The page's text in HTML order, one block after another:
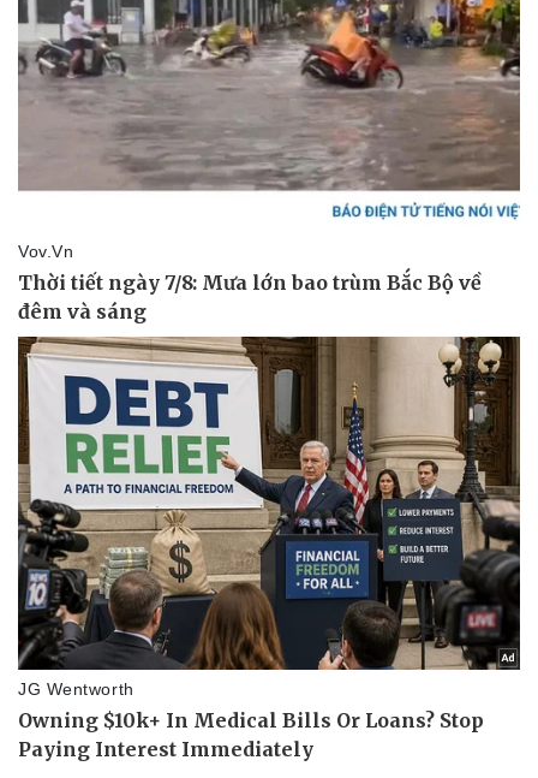
Thể thao
Bóng đá
Lịch thi đấu bóng đá
Thế giới thể thao
eSports
Hậu trường
Ô tô